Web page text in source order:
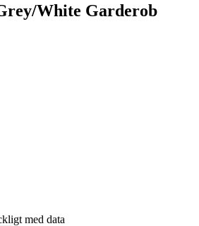
White Garderob
med data